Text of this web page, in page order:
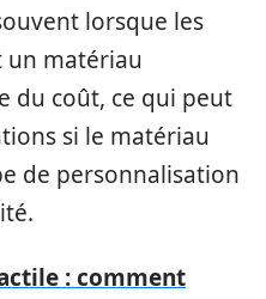
lorsque les
un matériau
du coût, ce qui peut
si le matériau
de personnalisation
: comment